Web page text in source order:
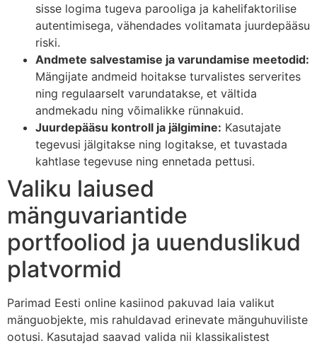
sisse logima tugeva parooliga ja kahelifaktorilise
autentimisega, vähendades volitamata juurdepääsu
riski.
Andmete salvestamise ja varundamise meetodid:
Mängijate andmeid hoitakse turvalistes serverites
ning regulaarselt varundatakse, et vältida
andmekadu ning võimalikke rünnakuid.
Juurdepääsu kontroll ja jälgimine: Kasutajate
tegevusi jälgitakse ning logitakse, et tuvastada
kahtlase tegevuse ning ennetada pettusi.
Valiku laiused
mänguvariantide
portfooliod ja uuenduslikud
platvormid
Parimad Eesti online kasiinod pakuvad laia valikut
mänguobjekte, mis rahuldavad erinevate mänguhuviliste
ootusi. Kasutajad saavad valida nii klassikalistest